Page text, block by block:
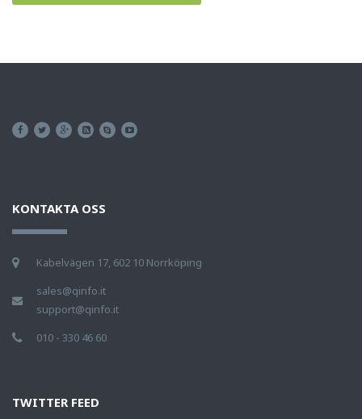
KONTAKTA OSS
Kabelvägen 17, 602 10 Norrköping
sales@qinfo.it
support@qinfo.it
010 - 330 46 60
TWITTER FEED